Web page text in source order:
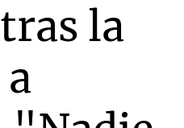
la